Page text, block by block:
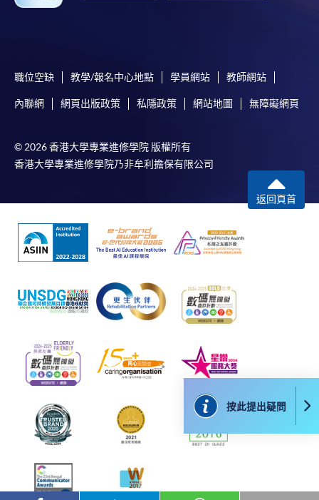
表可向報名中心或有關課程負責人索取。填妥申請
往報名中心或以郵遞方式遞交。
報讀同一學歷頒授課程內其他單元
​學院為學歷頒授課程特設「註冊及學費通知」，適
課程負責人會為學員送上「註冊及學費通知」
心或以郵遞方式，遞交「通知」及繳交所需費用。
有關繳費詳情，請參閱 付款方法。如對報名程序有任
何疑問，請詳閱個別課程資料，或聯絡有關課程負責
人或報名中心。
選用網上報名服務必須在已接駁互聯網及支援
JavaScript程式瀏覽器的電腦上進行。建議選用
Google Chrome瀏覽器。
申請人不應閒置申請超過10分鐘。否則，申請人
按此提出疑問
折
職位空缺 教學/報名中心地點 學員網站 教師網站
內聯網 網頁出版政策 私隱政策 網站地圖 無障礙網頁
© 2026 香港大學專業進修學院 版權所有
香港大學專業進修學院乃非牟利擔保有限公司
返回頁首